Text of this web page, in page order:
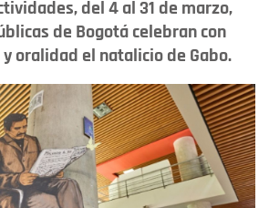
del 4 al 31 de marzo,
de Bogotá celebran con
oralidad el natalicio de Gabo.